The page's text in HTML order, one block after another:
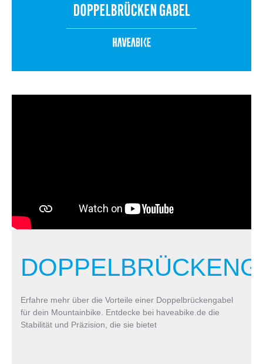
Erfahre mehr über die Vorteile einer Doppelbrückengabel
für dein Mountainbike. Entdecke bei haveabike.de die
Stabilität und Präzision, die sie bietet